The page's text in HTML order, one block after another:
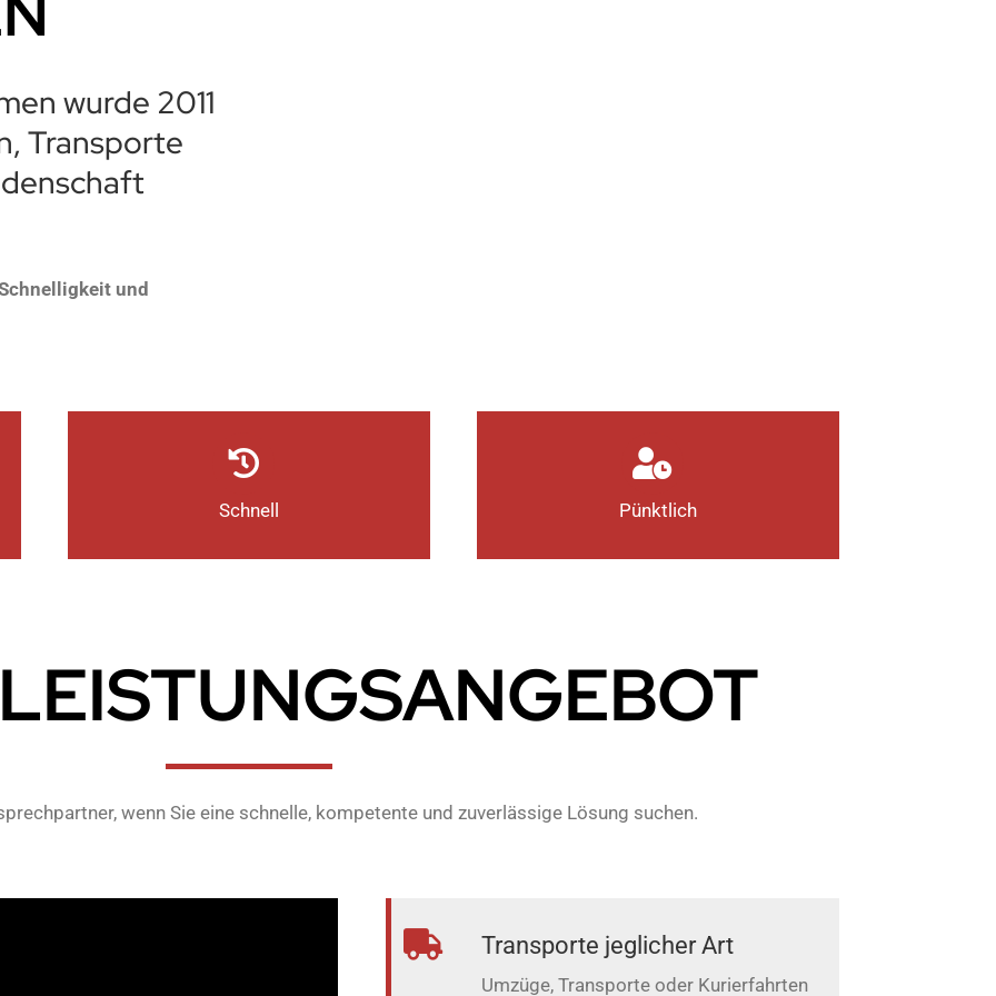
wurde 2011
Transporte
und
Schnell Pünktlich
wenn Sie eine schnelle, kompetente und zuverlässige Lösung suchen.
Transporte jeglicher Art
Umzüge, Transporte oder Kurierfahrten